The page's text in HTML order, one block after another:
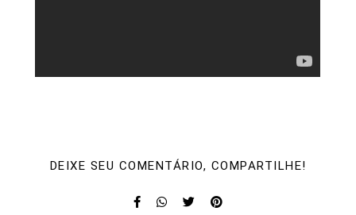
DEIXE SEU COMENTÁRIO, COMPARTILHE!